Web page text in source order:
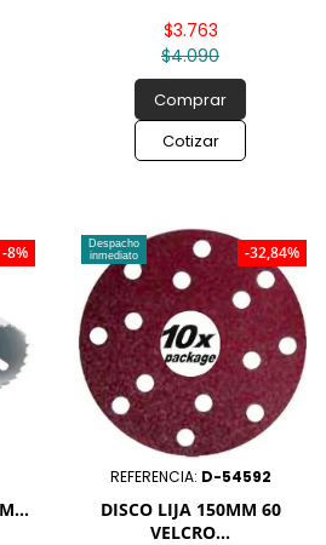
$4.090
$3.763
Comprar
Cotizar
-8%
Despacho
inmediato
REFERENCIA: D-54592
DISCO LIJA 150MM 60
VELCRO...
-32,84%